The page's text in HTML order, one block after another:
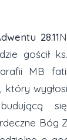
28.11
gościł
MB
który
Bóg